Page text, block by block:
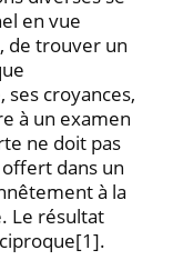
en vue
de trouver un
croyances,
à un examen
ne doit pas
dans un
à la
Le résultat
[1].